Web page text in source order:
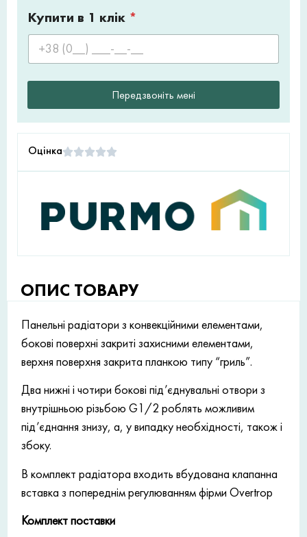
Купити в 1 клік *
Передзвоніть мені
Оцінка
ОПИС ТОВАРУ
Панельні радіатори з конвекційними елементами,
бокові поверхні закриті захисними елементами,
верхня поверхня закрита планкою типу “гриль”.
Два нижні і чотири бокові під’єднувальні отвори з
внутрішньою різьбою G1/2 роблять можливим
під’єднання знизу, а, у випадку необхідності, також і
збоку.
В комплект радіатора входить вбудована клапанна
вставка з попереднім регулюванням фірми Overtrop
Комплект поставки